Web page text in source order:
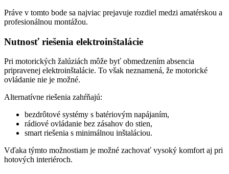
Práve v tomto bode sa najviac prejavuje rozdiel medzi amatérskou a
profesionálnou montážou.
Nutnosť riešenia elektroinštalácie
Pri motorických žalúziách môže byť obmedzením absencia
pripravenej elektroinštalácie. To však neznamená, že motorické
ovládanie nie je možné.
Alternatívne riešenia zahŕňajú:
bezdrôtové systémy s batériovým napájaním,
rádiové ovládanie bez zásahov do stien,
smart riešenia s minimálnou inštaláciou.
Vďaka týmto možnostiam je možné zachovať vysoký komfort aj pri
hotových interiéroch.